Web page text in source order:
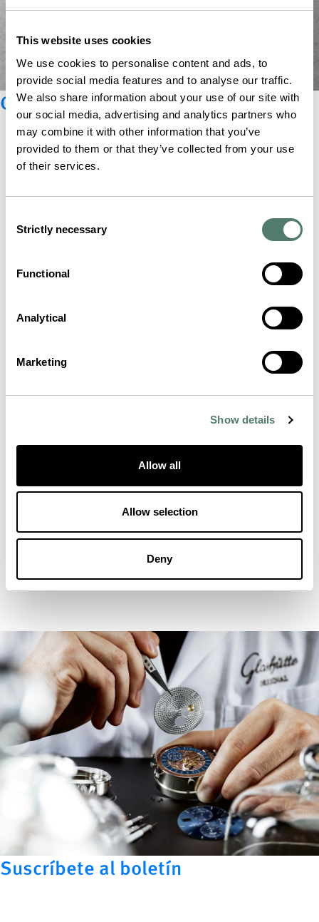
This website uses cookies
We use cookies to personalise content and ads, to
provide social media features and to analyse our traffic.
We also share information about your use of our site with
our social media, advertising and analytics partners who
may combine it with other information that you’ve
provided to them or that they’ve collected from your use
of their services.
Selection
Strictly necessary
Functional
Analytical
Marketing
Show details
Allow all
Allow selection
Deny
Catálogo Glashütte Original
Suscríbete al boletín